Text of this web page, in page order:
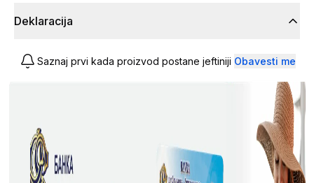
Deklaracija
Saznaj prvi kada proizvod postane jeftiniji Obavesti me